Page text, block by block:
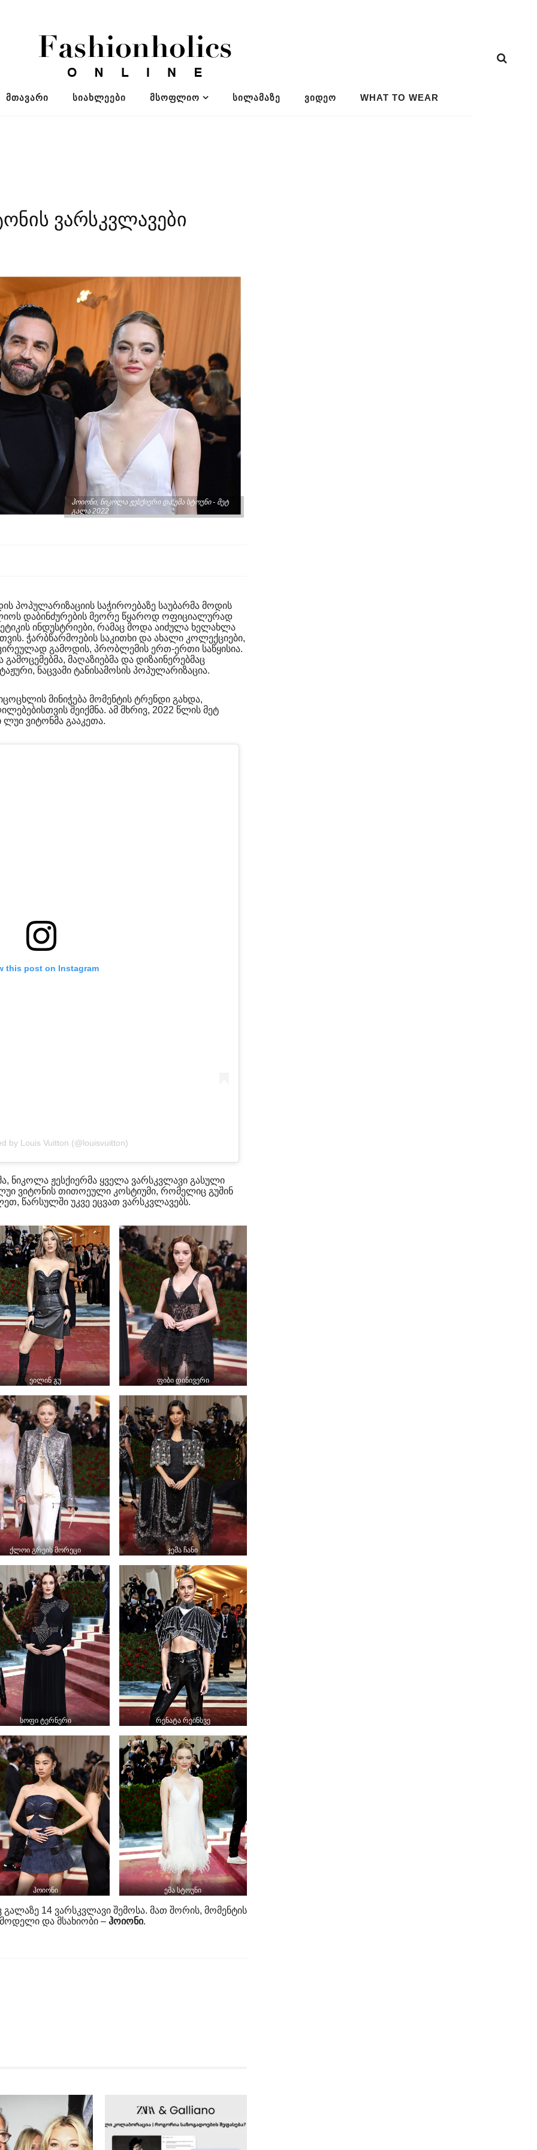
ᲛᲗᲐᲕᲐᲠᲘ ᲡᲘᲐᲮᲚᲔᲔᲑᲘ ᲛᲡᲝᲤᲚᲘᲝ ᲡᲘᲚᲐᲛᲐᲖᲔ ᲕᲘᲓᲔᲝ WHAT TO WEAR
ვარსკვლავები
ჰოიონი, ნიკოლა ჟესქიერი და ემა სტოუნი - მეტ
გალა 2022
პოპულარიზაციის საჭიროებაზე საუბარმა მოდის
დაბინძურების მეორე წყაროდ ოფიციალურად
ინდუსტრიები, რამაც მოდა აიძულა ხელახლა
ჭარბწარმოების საკითხი და ახალი კოლექციები,
გამოდის, პრობლემის ერთ-ერთი საწყისია.
მაღაზიებმა და დიზაინერებმაც
ნაცვამი ტანისამოსის პოპულარიზაცია.
მინიჭება მომენტის ტრენდი გახდა,
შეიქმნა. ამ მხრივ, 2022 წლის მეტ
ლუი ვიტონმა გააკეთა.
this post on Instagram
by Louis Vuitton (@louisvuitton)
ნიკოლა ჟესქიერმა ყველა ვარსკვლავი გასული
ვიტონის თითოეული კოსტიუმი, რომელიც გუშინ
წარსულში უკვე ეცვათ ვარსკვლავებს.
ეილინ გუ ფიბი დინივერი
ქლოი გრეის მორეცი ჯემა ჩანი
სოფი ტერნერი რენატა რეინსვე
ჰოიონი ემა სტოუნი
14 ვარსკვლავი შემოსა. მათ შორის, მომენტის
და მსახიობი – ჰოიონი.